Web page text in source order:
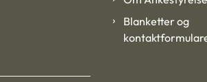
Blanketter og